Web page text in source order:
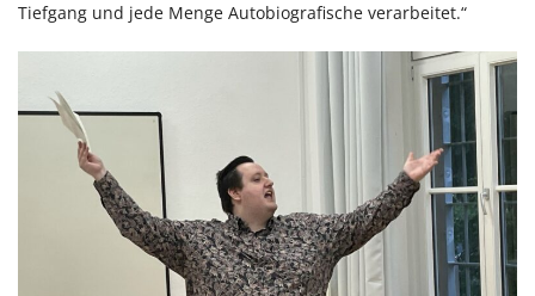
Tiefgang und jede Menge Autobiografische verarbeitet.“